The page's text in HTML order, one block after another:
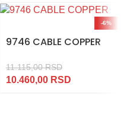
-6%
9746 CABLE COPPER
11.115,00RSD
10.460,00 RSD